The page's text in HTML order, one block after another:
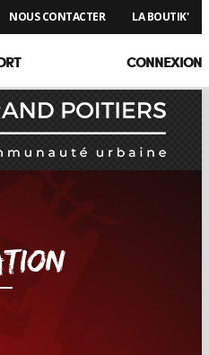
LA BOUTIK'
NOUS CONTACTER
CONNEXION